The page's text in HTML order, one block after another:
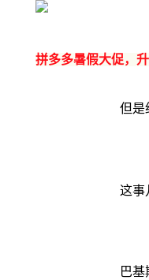
拼多多暑假大促，
但是
这事
巴基